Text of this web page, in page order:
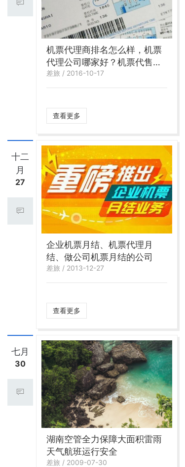
机票代理商排名怎么样，机票
代理公司哪家好？机票代售点
的电话是多少
差旅 / 2016-10-17
查看更多
十二
月
27
企业机票月结、机票代理月
结、做公司机票月结的公司
差旅 / 2013-12-27
查看更多
七月
30
湖南空管全力保障大面积雷雨
天气航班运行安全
差旅 / 2009-07-30